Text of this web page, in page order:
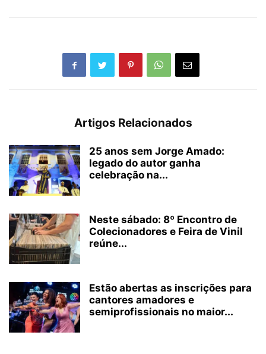
Artigos Relacionados
25 anos sem Jorge Amado:
legado do autor ganha
celebração na...
Neste sábado: 8º Encontro de
Colecionadores e Feira de Vinil
reúne...
Estão abertas as inscrições para
cantores amadores e
semiprofissionais no maior...